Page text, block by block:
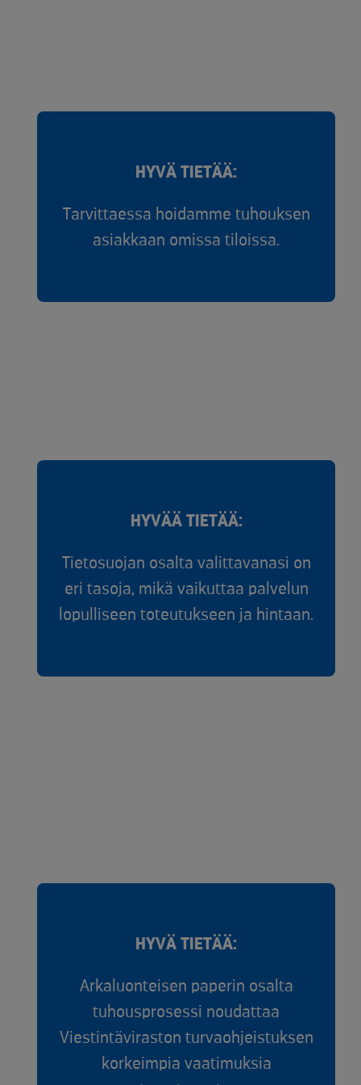
HYVÄ TIETÄÄ:
Tarvittaessa hoidamme tuhouksen
asiakkaan omissa tiloissa.
HYVÄÄ TIETÄÄ:
Tietosuojan osalta valittavanasi on
eri tasoja, mikä vaikuttaa palvelun
lopulliseen toteutukseen ja hintaan.
HYVÄ TIETÄÄ:
Arkaluonteisen paperin osalta
tuhousprosessi noudattaa
Viestintäviraston turvaohjeistuksen
korkeimpia vaatimuksia